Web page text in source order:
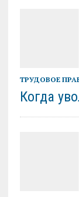
ТРУДОВОЕ
Когда